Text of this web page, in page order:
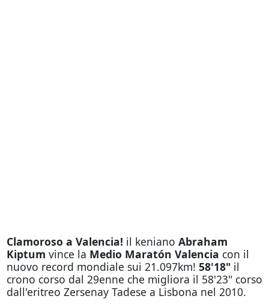
Clamoroso a Valencia! il keniano Abraham
Kiptum vince la Medio Maratón Valencia con il
nuovo record mondiale sui 21.097km! 58'18" il
crono corso dal 29enne che migliora il 58'23" corso
dall'eritreo Zersenay Tadese a Lisbona nel 2010.